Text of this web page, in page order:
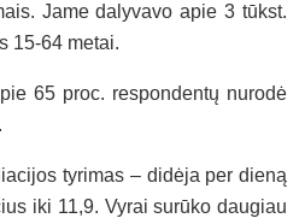
Jame dalyvavo apie 3 tūkst.
15-64 metai.
65 proc. respondentų nurodė
tyrimas – didėja per dieną
iki 11,9. Vyrai surūko daugiau